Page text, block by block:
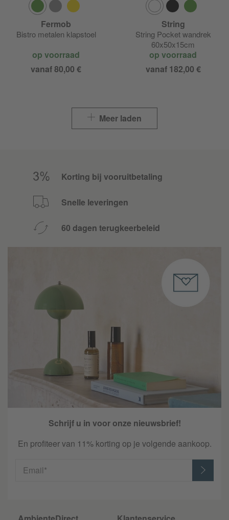
Fermob
Bistro metalen klapstoel
op voorraad
vanaf 80,00 €
String
String Pocket wandrek
60x50x15cm
op voorraad
vanaf 182,00 €
Meer laden
Korting bij vooruitbetaling
Snelle leveringen
60 dagen terugkeerbeleid
Schrijf u in voor onze nieuwsbrief!
En profiteer van 11% korting op je volgende aankoop.
Email*